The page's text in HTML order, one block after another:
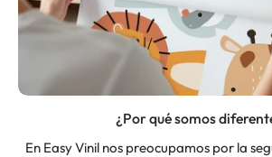
¿Por qué somos
En Easy Vinil nos preocupamos por la